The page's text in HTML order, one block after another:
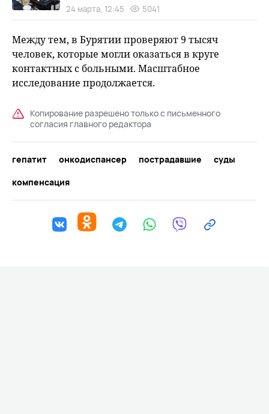
24 марта, 12:45 5041
Между тем, в Бурятии проверяют 9 тысяч
человек, которые могли оказаться в круге
контактных с больными. Масштабное
исследование продолжается.
Копирование разрешено только с письменного
согласия главного редактора
гепатит онкодиспансер пострадавшие
суды
компенсация